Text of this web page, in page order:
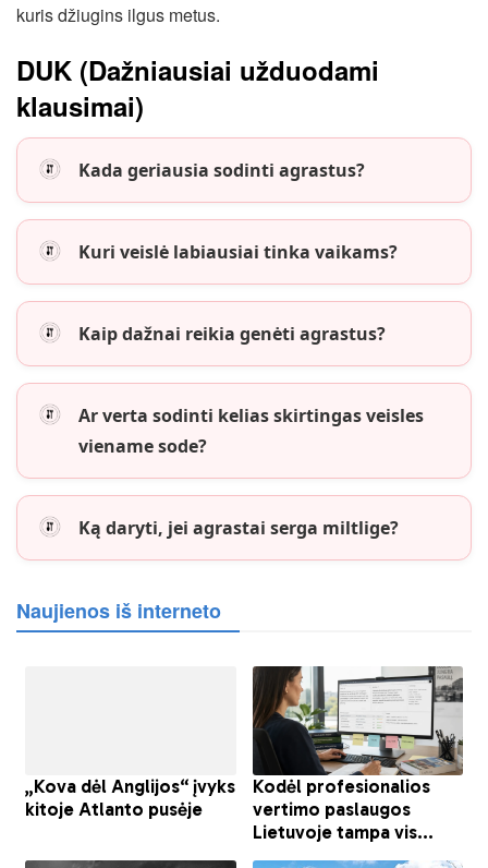
kuris džiugins ilgus metus.
DUK (Dažniausiai užduodami
klausimai)
Kada geriausia sodinti agrastus?
Kuri veislė labiausiai tinka vaikams?
Kaip dažnai reikia genėti agrastus?
Ar verta sodinti kelias skirtingas veisles
viename sode?
Ką daryti, jei agrastai serga miltlige?
Naujienos iš interneto